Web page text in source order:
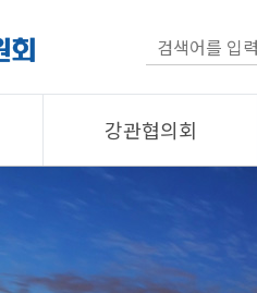
강관협의회
회원사
협의회 소개